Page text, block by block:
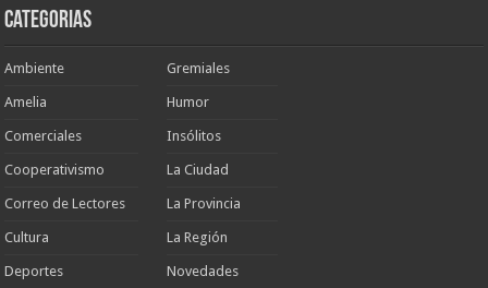
Categorias
Ambiente
Amelia
Comerciales
Cooperativismo
Correo de Lectores
Cultura
Deportes
Gremiales
Humor
Insólitos
La Ciudad
La Provincia
La Región
Novedades